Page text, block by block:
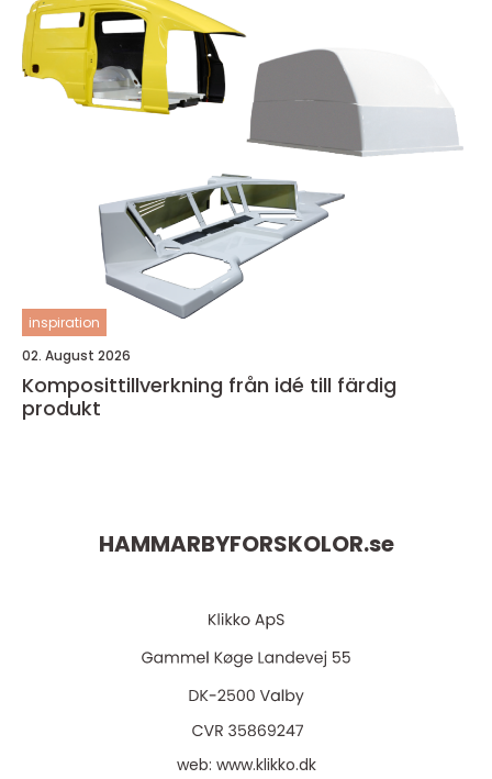
inspiration
02. August 2026
Komposittillverkning från idé till färdig
produkt
HAMMARBYFORSKOLOR.se
web: www.klikko.dk